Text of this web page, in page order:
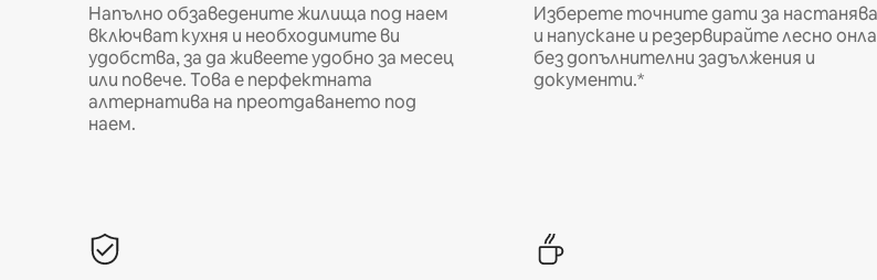
Напълно обзаведените жилища под наем
включват кухня и необходимите ви
удобства, за да живеете удобно за месец
или повече. Това е перфектната
алтернатива на преотдаването под
наем.
Изберете точните дати за
и напускане и резервирайте лесно
без допълнителни задължения и
документи.*